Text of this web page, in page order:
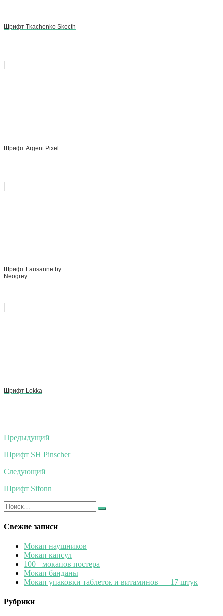
Шрифт Tkachenko Skecth
Шрифт Argent Pixel
Шрифт Lausanne by
Neogrey
Шрифт Lokka
Навигация
по
записям
Предыдущий
Шрифт SH Pinscher
Следующий
Шрифт Sifonn
Искать:
Найти
Свежие записи
Мокап наушников
Мокап капсул
100+ мокапов постера
Мокап банданы
Мокап упаковки таблеток и витаминов — 17 штук
Рубрики